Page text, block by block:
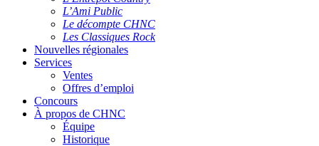
L’Ami Public
Le décompte CHNC
Les Classiques Rock
Nouvelles régionales
Services
Ventes
Offres d’emploi
Concours
À propos de CHNC
Équipe
Historique